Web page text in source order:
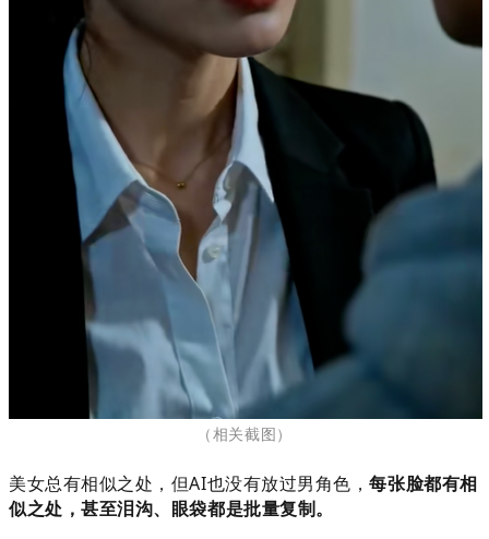
（相关截图）
美女总有相似之处，但AI也没有放过男角色，每张脸都有相
似之处，甚至泪沟、眼袋都是批量复制。